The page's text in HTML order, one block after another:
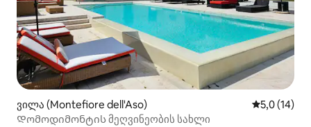
ვილა (Montefiore dell'Aso) საშუალო
5,0 (14)
Დომოდიმონტის მეღვინეობის სახლი